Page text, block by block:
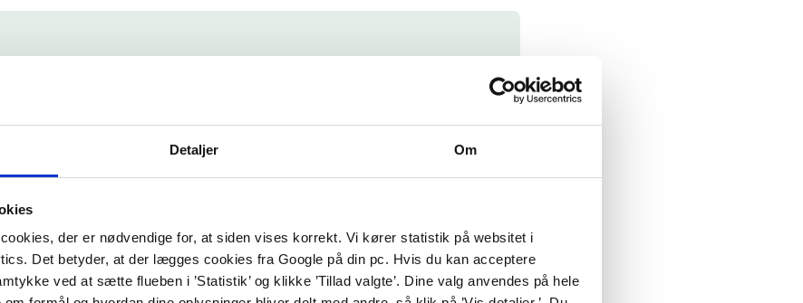
Detaljer Om
der er nødvendige for, at siden vises korrekt. Vi kører statistik på websitet i
Det betyder, at der lægges cookies fra Google på din pc. Hvis du kan acceptere
ved at sætte flueben i ’Statistik’ og klikke ’Tillad valgte’. Dine valg anvendes på hele
Katrine Bøgsted-Møller, mor til Jakob. Hun
med Jakob i DR’s dokumentar ’Skolens
Den aktuelle dokumentar fortæller om
kamp for at få børnene i skole.